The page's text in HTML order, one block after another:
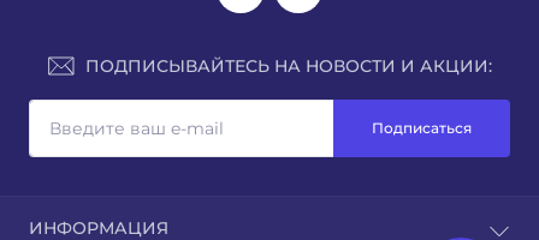
ПОДПИСЫВАЙТЕСЬ НА НОВОСТИ И АКЦИИ:
Подписаться
ИНФОРМАЦИЯ